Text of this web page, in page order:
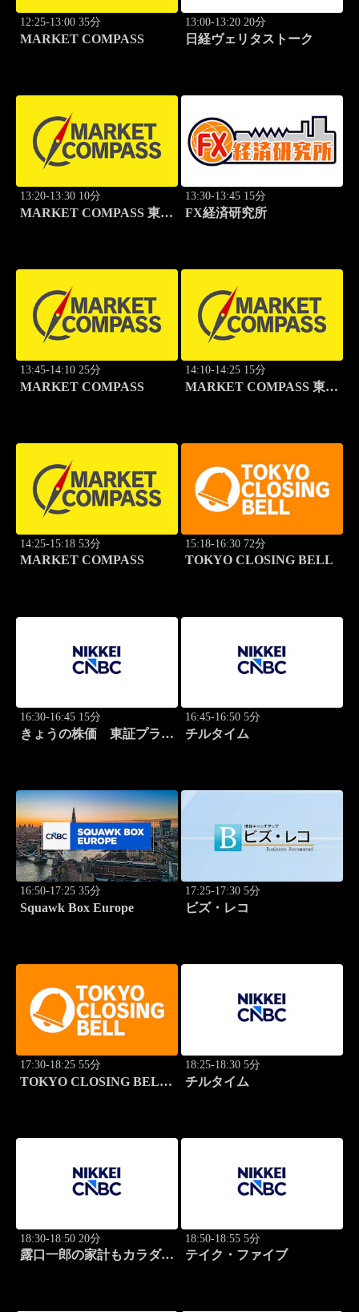
12:25-13:00 35分
MARKET COMPASS
13:00-13:20 20分
日経ヴェリタストーク
13:20-13:30 10分
MARKET COMPASS 東証
13:30-13:45 15分
FX経済研究所
13:45-14:10 25分
MARKET COMPASS
14:10-14:25 15分
MARKET COMPASS 東証
14:25-15:18 53分
MARKET COMPASS
15:18-16:30 72分
TOKYO CLOSING BELL
16:30-16:45 15分
きょうの株価 東証プライ
16:45-16:50 5分
チルタイム
16:50-17:25 35分
Squawk Box Europe
17:25-17:30 5分
ビズ・レコ
17:30-18:25 55分
TOKYO CLOSING BELL
18:25-18:30 5分
チルタイム
18:30-18:50 20分
露口一郎の家計もカラダも
18:50-18:55 5分
テイク・ファイブ